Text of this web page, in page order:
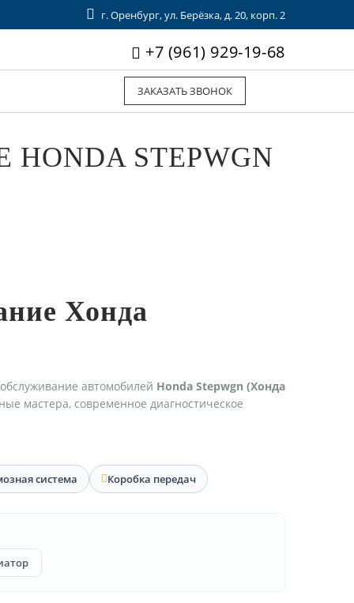
г. Оренбург, ул. Берёзка, д. 20, корп. 2
+7 (961) 929-19-68
ЗАКАЗАТЬ ЗВОНОК
STEPWGN
Хонда
автомобилей Honda Stepwgn (Хонда
мастера, современное диагностическое
система Коробка передач